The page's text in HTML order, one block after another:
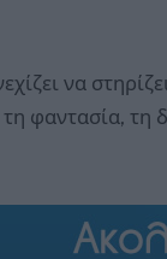
να
φαντασία, τη